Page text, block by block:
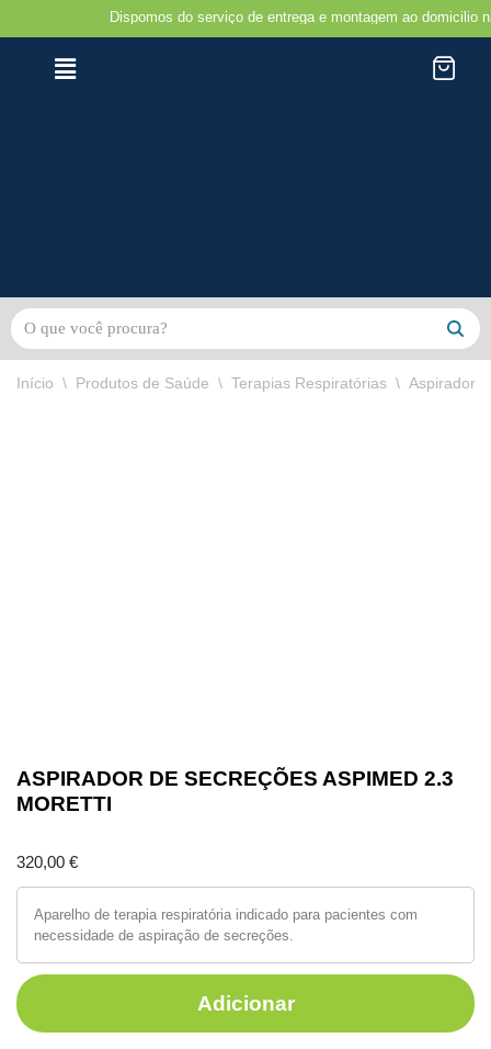
Avançar
Dispomos do serviço de entrega e montagem ao domicilio na
Início \ Produtos de Saúde \ Terapias Respiratórias \ Aspirador
ASPIRADOR DE SECREÇÕES ASPIMED 2.3
MORETTI
320,00 €
Aparelho de terapia respiratória indicado para pacientes com
necessidade de aspiração de secreções.
Adicionar